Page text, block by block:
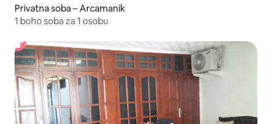
Privatna soba – Arcamanik
1 boho soba za 1 osobu